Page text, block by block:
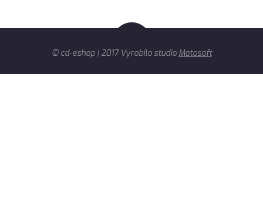
© cd-eshop | 2017 Vyrobilo studio Matosoft